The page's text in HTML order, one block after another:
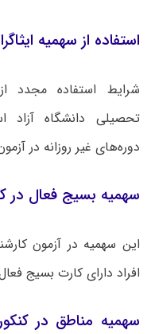
استفاده از سهمیه
شرایط استفاده مجدد
تحصیلی دانشگاه آزاد
دوره‌های غیر روزانه در
سهمیه بسیج فعال در
این سهمیه در آزمون
افراد دارای کارت بسیج
سهمیه مناطق در